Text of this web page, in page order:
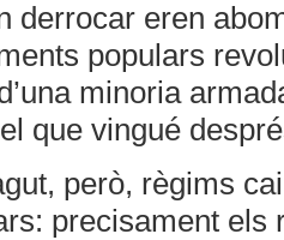
derrocar eren
populars
minoria
que vingué
però, règims
precisament els